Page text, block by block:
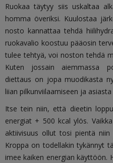
Ruokaa täytyy siis uskaltaa
homma överiksi. Kuulostaa
nosto kannattaa tehdä
ruokavalio koostuu pääosin
tulee tehtyä, voi noston tehdä
Kuten jossain aiemmassa
diettaus on jopa muodikasta
liian pilkunviilaamiseen ja
Itse tein niin, että dieetin
energiat + 500 kcal ylös.
aktiivisuus ollut tosi pientä
Kroppa on todellakin tykännyt
imee kaiken energian käyttöön.